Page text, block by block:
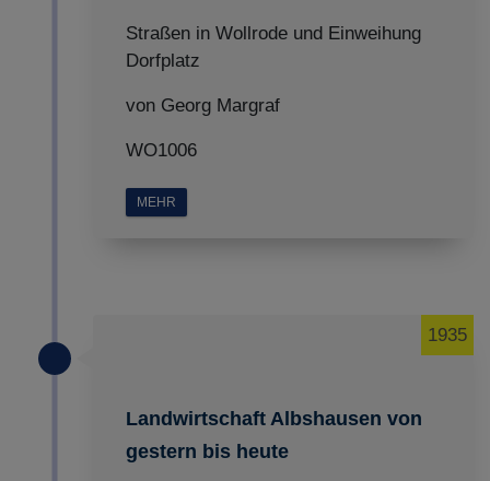
Straßen in Wollrode und Einweihung
Dorfplatz
von Georg Margraf
WO1006
MEHR
Landwirtschaft Albshausen von
gestern bis heute
1935